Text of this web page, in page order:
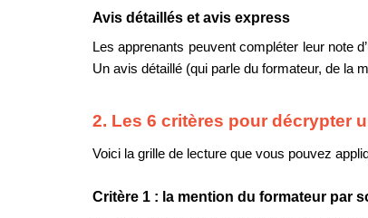
Avis détaillés et avis express
Les apprenants peuvent compléter leur note
Un avis détaillé (qui parle du formateur, de la
2. Les 6 critères pour décrypter
Voici la grille de lecture que vous pouvez
Critère 1 : la mention du formateur par